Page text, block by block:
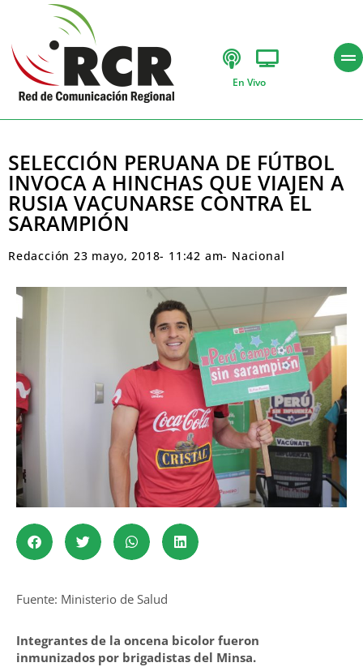
En Vivo
SELECCIÓN PERUANA DE FÚTBOL
INVOCA A HINCHAS QUE VIAJEN A
RUSIA VACUNARSE CONTRA EL
SARAMPIÓN
Redacción 23 mayo, 2018- 11:42 am- Nacional
Fuente: Ministerio de Salud
Integrantes de la oncena bicolor fueron
inmunizados por brigadistas del Minsa.